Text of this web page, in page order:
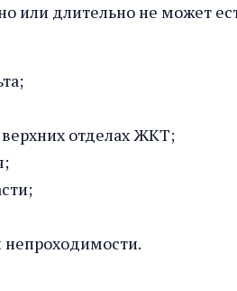
или длительно не может
отделах ЖКТ;